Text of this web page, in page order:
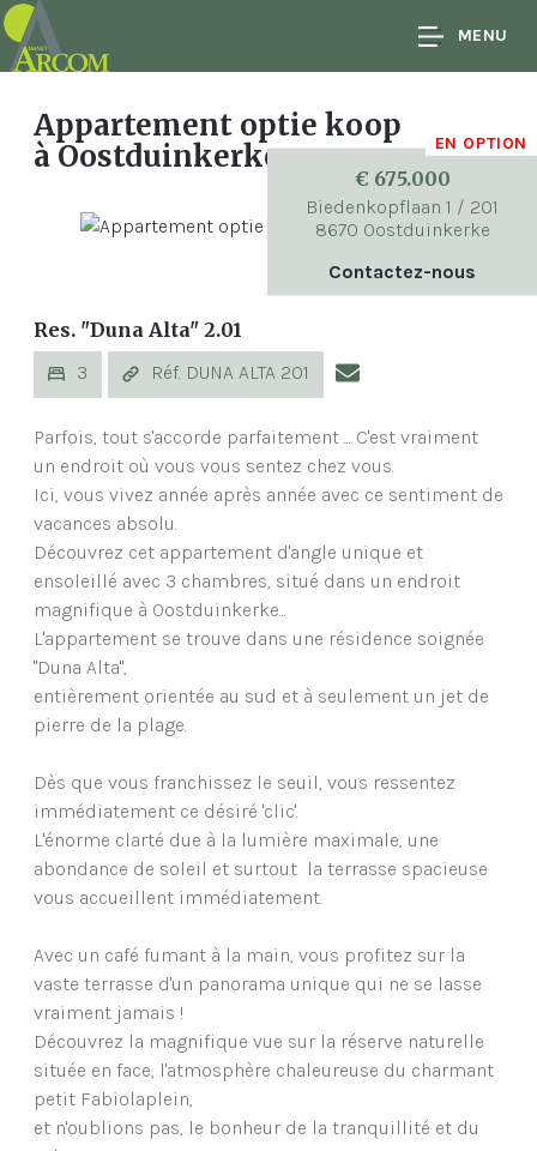
MENU
Appartement optie koop
à Oostduinkerke
€ 675.000
Biedenkopflaan 1 / 201
8670 Oostduinkerke
Contactez-nous
EN OPTION
Res. "Duna Alta" 2.01
3 Réf. DUNA ALTA 201
Parfois, tout s'accorde parfaitement ... C'est vraiment
un endroit où vous vous sentez chez vous.
Ici, vous vivez année après année avec ce sentiment de
vacances absolu.
Découvrez cet appartement d'angle unique et
ensoleillé avec 3 chambres, situé dans un endroit
magnifique à Oostduinkerke...
L'appartement se trouve dans une résidence soignée
"Duna Alta",
entièrement orientée au sud et à seulement un jet de
pierre de la plage.
Dès que vous franchissez le seuil, vous ressentez
immédiatement ce désiré 'clic'.
L'énorme clarté due à la lumière maximale, une
abondance de soleil et surtout la terrasse spacieuse
vous accueillent immédiatement.
Avec un café fumant à la main, vous profitez sur la
vaste terrasse d'un panorama unique qui ne se lasse
vraiment jamais !
Découvrez la magnifique vue sur la réserve naturelle
située en face, l'atmosphère chaleureuse du charmant
petit Fabiolaplein,
et n'oublions pas, le bonheur de la tranquillité et du